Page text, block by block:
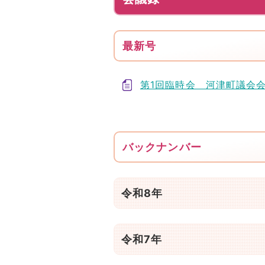
最新号
第1回臨時会 河津町議会
バックナンバー
令和8年
令和7年